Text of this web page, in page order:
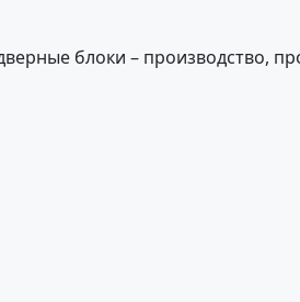
блоки – производство,